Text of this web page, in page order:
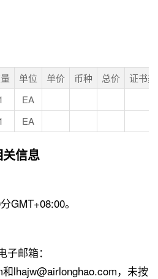
单位 单价 币种 总价
证书
EA
EA
信息
GMT+08:00。
邮箱：
lhajw@airlonghao.com，未按